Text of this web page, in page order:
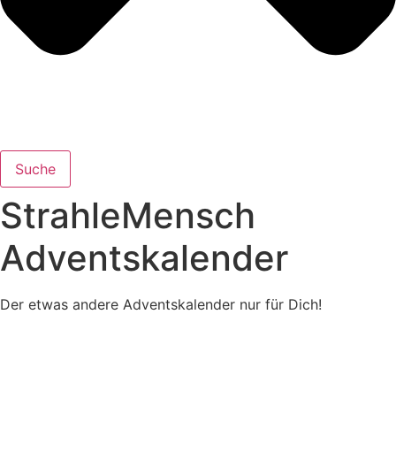
Suche
StrahleMensch
Adventskalender
Der etwas ande­re Advents­ka­len­der nur für Dich!